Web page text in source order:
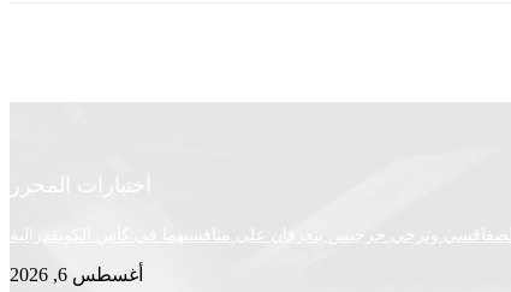
اختيارات المحرر
الصفاقسي وترجي جرجيس يتعرفان على منافسيهما في كأس الكونفدرالية
أغسطس 6, 2026